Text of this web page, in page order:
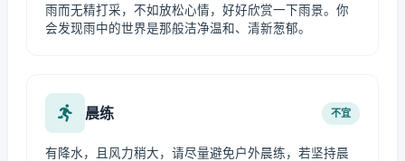
雨而无精打采，不如放松心情，好好欣赏一下雨景。你
会发现雨中的世界是那般洁净温和、清新葱郁。
晨练 不宜
有降水，且风力稍大，请尽量避免户外晨练，若坚持晨